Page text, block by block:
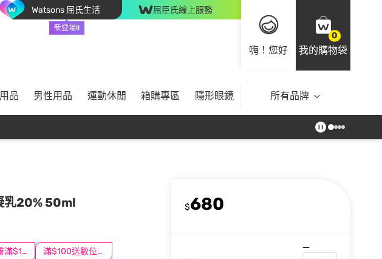
Watsons 屈氏生活
新登場!!
屈臣氏線上服務
嗨！您好
0
我的購物袋
品 男性用品 運動休閒 箱購專區 隱形眼鏡 所有品牌
乳20% 50ml
醫美/護膚滿$1200送$200 滿$100送數位印花
$680